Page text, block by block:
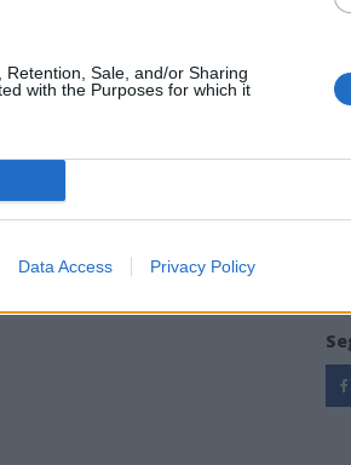
Sale, and/or Sharing
with the Purposes for which it
Data Access Privacy Policy